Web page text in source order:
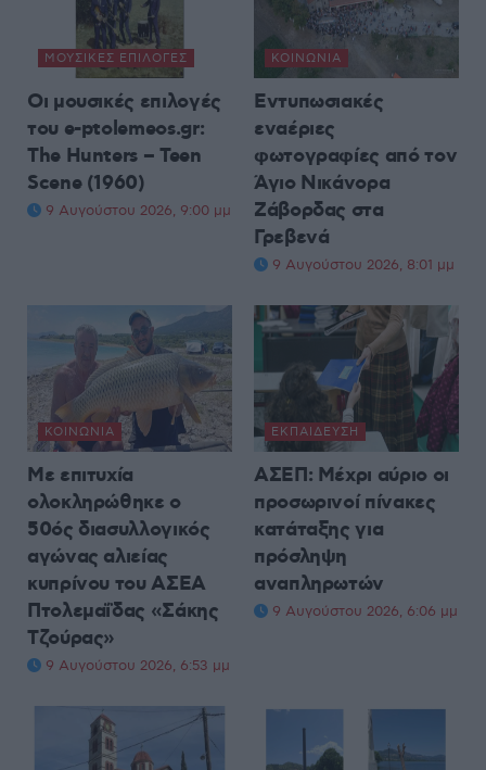
ΜΟΥΣΙΚΈΣ ΕΠΙΛΟΓΈΣ
Οι μουσικές επιλογές
του e-ptolemeos.gr:
The Hunters – Teen
Scene (1960)
9 Αυγούστου 2026, 9:00 μμ
ΚΟΙΝΩΝΊΑ
Εντυπωσιακές
εναέριες
φωτογραφίες από τον
Άγιο Νικάνορα
Ζάβορδας στα
Γρεβενά
9 Αυγούστου 2026, 8:01 μμ
ΚΟΙΝΩΝΊΑ
Με επιτυχία
ολοκληρώθηκε ο
50ός διασυλλογικός
αγώνας αλιείας
κυπρίνου του ΑΣΕΑ
Πτολεμαΐδας «Σάκης
Τζούρας»
9 Αυγούστου 2026, 6:53 μμ
ΕΚΠΑΊΔΕΥΣΗ
ΑΣΕΠ: Μέχρι αύριο οι
προσωρινοί πίνακες
κατάταξης για
πρόσληψη
αναπληρωτών
9 Αυγούστου 2026, 6:06 μμ